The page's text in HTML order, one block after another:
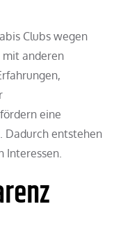
Clubs wegen
mit anderen
eine
Dadurch entstehen
Interessen.